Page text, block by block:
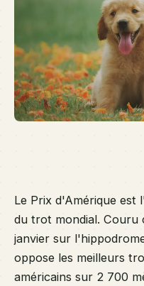
Le Prix d'Amérique est
du trot mondial. Couru
janvier sur
oppose les meilleurs
américains sur 2 700